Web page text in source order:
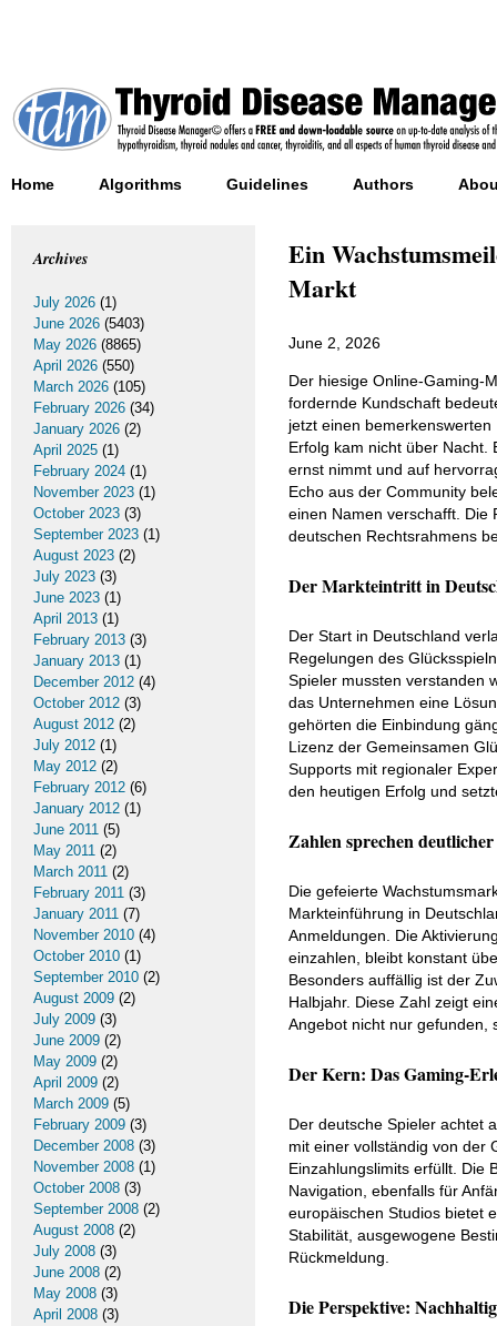
Home Algorithms Guidelines Authors
Ein
Markt
June 2, 2026
Der hiesige Online-Gaming-
fordernde Kundschaft
jetzt einen
Erfolg kam nicht über Nacht.
ernst nimmt und auf
Echo aus der Community
einen Namen verschafft. Die
deutschen Rechtsrahmens
Der Markteintritt in
Der Start in Deutschland
Regelungen des
Spieler mussten verstanden
das Unternehmen eine
gehörten die Einbindung
Lizenz der Gemeinsamen
Supports mit regionaler
den heutigen Erfolg und
Zahlen sprechen
Die gefeierte
Markteinführung in
Anmeldungen. Die
einzahlen, bleibt konstant
Besonders auffällig ist der
Halbjahr. Diese Zahl zeigt
Angebot nicht nur gefunden,
Der Kern: Das Gaming-
Der deutsche Spieler achtet
mit einer vollständig von der
Einzahlungslimits erfüllt. Die
Navigation, ebenfalls für
europäischen Studios bietet
Stabilität, ausgewogene
Rückmeldung.
Die Perspektive:
Archives
July 2026 (1)
June 2026 (5403)
May 2026 (8865)
April 2026 (550)
March 2026 (105)
February 2026 (34)
January 2026 (2)
April 2025 (1)
February 2024 (1)
November 2023 (1)
October 2023 (3)
September 2023 (1)
August 2023 (2)
July 2023 (3)
June 2023 (1)
April 2013 (1)
February 2013 (3)
January 2013 (1)
December 2012 (4)
October 2012 (3)
August 2012 (2)
July 2012 (1)
May 2012 (2)
February 2012 (6)
January 2012 (1)
June 2011 (5)
May 2011 (2)
March 2011 (2)
February 2011 (3)
January 2011 (7)
November 2010 (4)
October 2010 (1)
September 2010 (2)
August 2009 (2)
July 2009 (3)
June 2009 (2)
May 2009 (2)
April 2009 (2)
March 2009 (5)
February 2009 (3)
December 2008 (3)
November 2008 (1)
October 2008 (3)
September 2008 (2)
August 2008 (2)
July 2008 (3)
June 2008 (2)
May 2008 (3)
April 2008 (3)